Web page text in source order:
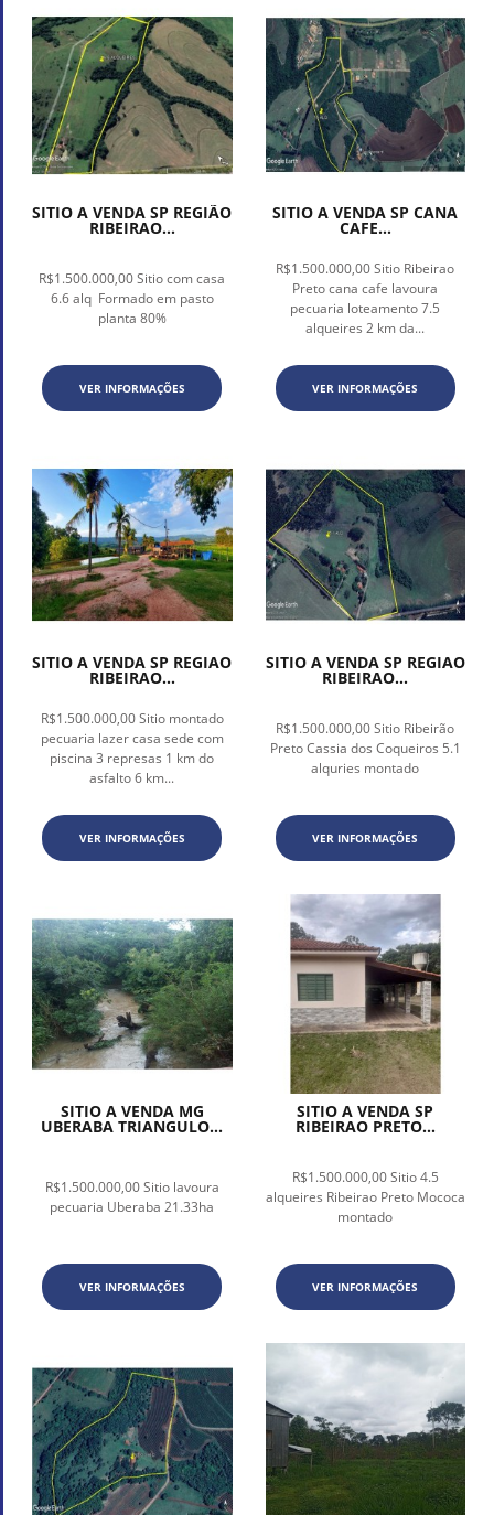
SITIO A VENDA SP REGIÃO
RIBEIRAO...
R$1.500.000,00 Sitio com casa
6.6 alq Formado em pasto
planta 80%
VER INFORMAÇÕES
SITIO A VENDA SP CANA
CAFE...
R$1.500.000,00 Sitio Ribeirao
Preto cana cafe lavoura
pecuaria loteamento 7.5
alqueires 2 km da...
VER INFORMAÇÕES
SITIO A VENDA SP REGIAO
RIBEIRAO...
R$1.500.000,00 Sitio montado
pecuaria lazer casa sede com
piscina 3 represas 1 km do
asfalto 6 km...
VER INFORMAÇÕES
SITIO A VENDA SP REGIAO
RIBEIRAO...
R$1.500.000,00 Sitio Ribeirão
Preto Cassia dos Coqueiros 5.1
alquries montado
VER INFORMAÇÕES
SITIO A VENDA MG
UBERABA TRIANGULO...
R$1.500.000,00 Sitio lavoura
pecuaria Uberaba 21.33ha
VER INFORMAÇÕES
SITIO A VENDA SP
RIBEIRAO PRETO...
R$1.500.000,00 Sitio 4.5
alqueires Ribeirao Preto Mococa
montado
VER INFORMAÇÕES